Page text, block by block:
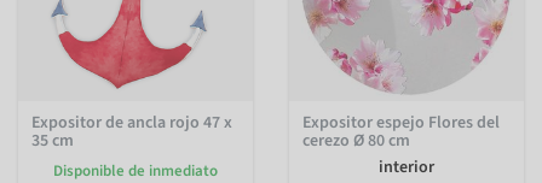
Expositor de ancla rojo 47 x
35 cm
Disponible de inmediato
Expositor espejo Flores del
cerezo Ø 80 cm
interior